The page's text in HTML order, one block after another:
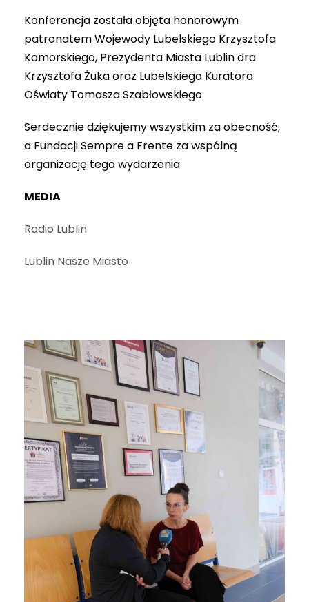
Konferencja została objęta honorowym
patronatem Wojewody Lubelskiego Krzysztofa
Komorskiego, Prezydenta Miasta Lublin dra
Krzysztofa Żuka oraz Lubelskiego Kuratora
Oświaty Tomasza Szabłowskiego.
Serdecznie dziękujemy wszystkim za obecność,
a Fundacji Sempre a Frente za wspólną
organizację tego wydarzenia.
MEDIA
Radio Lublin
Lublin Nasze Miasto